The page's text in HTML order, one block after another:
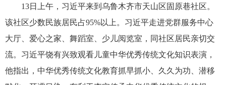
13日上午，习近平来到乌鲁木齐市天山区固原巷社区。
该社区少数民族居民占95%以上。习近平走进党群服务中心
大厅、爱心之家、舞蹈室、少儿阅览室，同社区居民亲切交
流。习近平饶有兴致观看儿童中华优秀传统文化知识表演，
他指出，中华优秀传统文化教育抓早抓小、久久为功、潜移